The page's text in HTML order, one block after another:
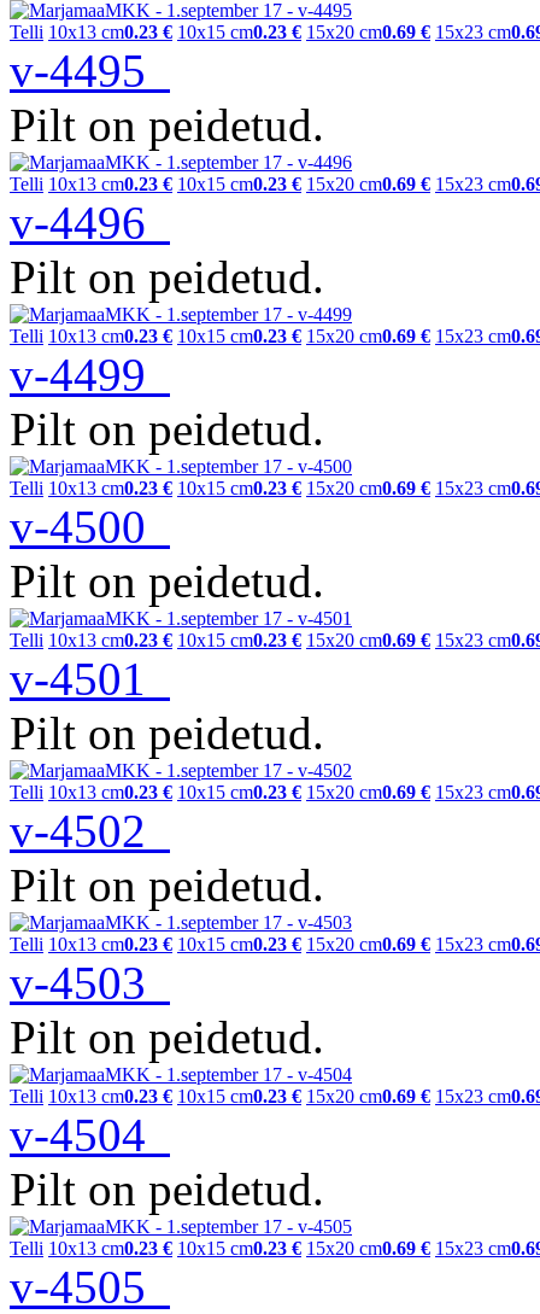
Telli 10x13 cm0.23 € 10x15 cm0.23 € 15x20 cm0.69 € 15x23 cm
v-4495
Pilt on peidetud.
Telli 10x13 cm0.23 € 10x15 cm0.23 € 15x20 cm0.69 € 15x23 cm
v-4496
Pilt on peidetud.
Telli 10x13 cm0.23 € 10x15 cm0.23 € 15x20 cm0.69 € 15x23 cm
v-4499
Pilt on peidetud.
Telli 10x13 cm0.23 € 10x15 cm0.23 € 15x20 cm0.69 € 15x23 cm
v-4500
Pilt on peidetud.
Telli 10x13 cm0.23 € 10x15 cm0.23 € 15x20 cm0.69 € 15x23 cm
v-4501
Pilt on peidetud.
Telli 10x13 cm0.23 € 10x15 cm0.23 € 15x20 cm0.69 € 15x23 cm
v-4502
Pilt on peidetud.
Telli 10x13 cm0.23 € 10x15 cm0.23 € 15x20 cm0.69 € 15x23 cm
v-4503
Pilt on peidetud.
Telli 10x13 cm0.23 € 10x15 cm0.23 € 15x20 cm0.69 € 15x23 cm
v-4504
Pilt on peidetud.
Telli 10x13 cm0.23 € 10x15 cm0.23 € 15x20 cm0.69 € 15x23 cm
v-4505